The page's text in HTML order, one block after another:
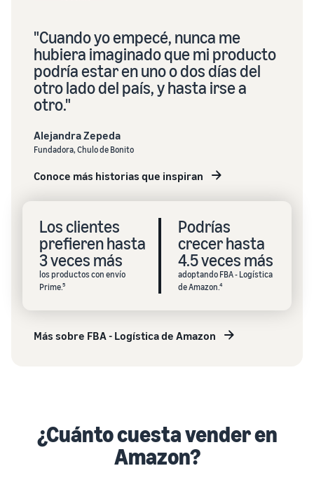
"Cuando yo empecé, nunca me
hubiera imaginado que mi producto
podría estar en uno o dos días del
otro lado del país, y hasta irse a
otro."
Alejandra Zepeda
Fundadora, Chulo de Bonito
Conoce más historias que inspiran
Los clientes
prefieren hasta
3 veces más
los productos con envío
Prime.⁵
Podrías
crecer hasta
4.5 veces más
adoptando FBA - Logística
de Amazon.⁴
Más sobre FBA - Logística de Amazon
¿Cuánto cuesta vender en
Amazon?